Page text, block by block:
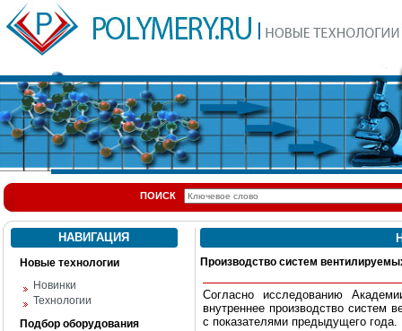
ПОИСК
НАВИГАЦИЯ
Новые технологии
Новинки
Технологии
Подбор оборудования
Производство систем
Согласно исследованию
внутреннее производство систем
с показателями предыдущего года.